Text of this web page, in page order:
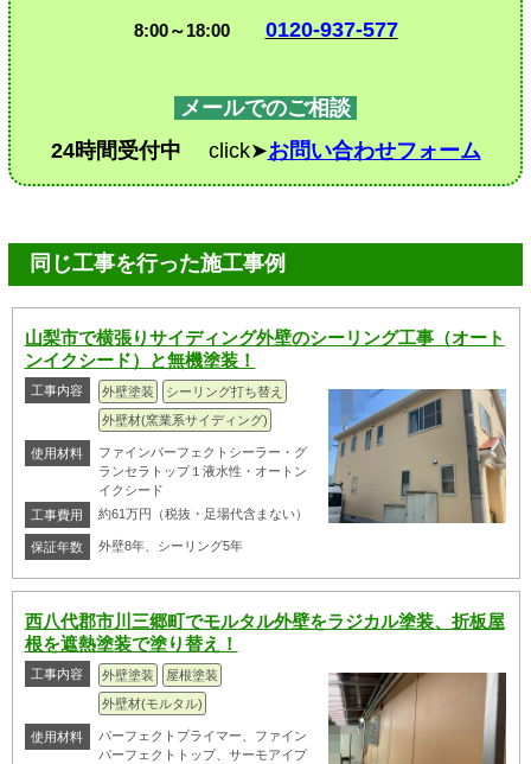
8:00～18:00 0120-937-577
メールでのご相談
24時間受付中 click➤お問い合わせフォーム
同じ工事を行った施工事例
山梨市で横張りサイディング外壁のシーリング工事（オート
ンイクシード）と無機塗装！
工事内容 外壁塗装
シーリング打ち替え
外壁材(窯業系サイディング)
使用材料
ファインパーフェクトシーラー・グ
ランセラトップ１液水性・オートン
イクシード
工事費用
約61万円（税抜・足場代含まない）
保証年数 外壁8年、シーリング5年
西八代郡市川三郷町でモルタル外壁をラジカル塗装、折板屋
根を遮熱塗装で塗り替え！
工事内容 外壁塗装
屋根塗装
外壁材(モルタル)
使用材料
パーフェクトプライマー、ファイン
パーフェクトトップ、サーモアイプ